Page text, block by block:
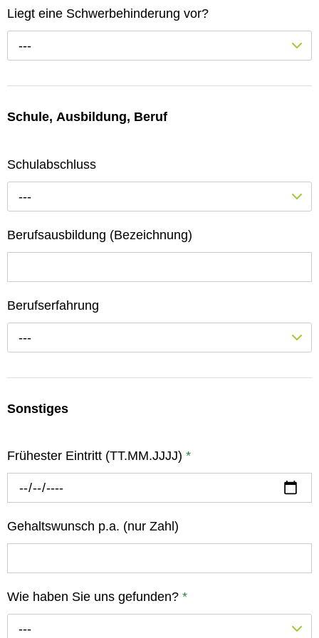
Liegt eine Schwerbehinderung vor?
---
Schule, Ausbildung, Beruf
Schulabschluss
---
Berufsausbildung (Bezeichnung)
Berufserfahrung
---
Sonstiges
Frühester Eintritt (TT.MM.JJJJ) *
Gehaltswunsch p.a. (nur Zahl)
Wie haben Sie uns gefunden? *
---